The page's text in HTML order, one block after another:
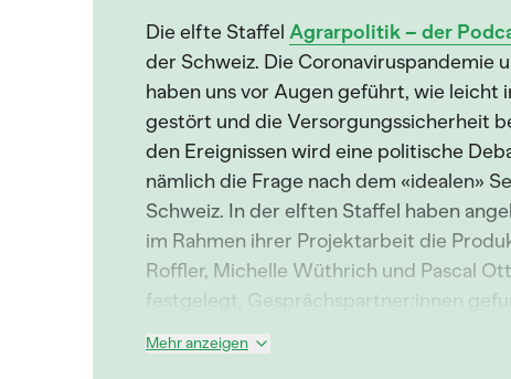
Die elfte Staffel Agrarpolitik – der
der Schweiz. Die Coronaviruspandemie
haben uns vor Augen geführt, wie leicht
gestört und die Versorgungssicherheit
den Ereignissen wird eine politische
nämlich die Frage nach dem «idealen»
Schweiz. In der elften Staffel haben
im Rahmen ihrer Projektarbeit die
Roffler, Michelle Wüthrich und Pascal
festgelegt, Gesprächspartner:innen
Mehr anzeigen